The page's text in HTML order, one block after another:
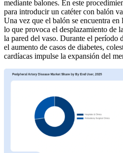
mediante balones. En este
para introducir un catéter con balón
Una vez que el balón se encuentra en
lo que provoca el desplazamiento de
la pared del vaso. Durante el período
el aumento de casos de diabetes,
cardíacas impulse la expansión del